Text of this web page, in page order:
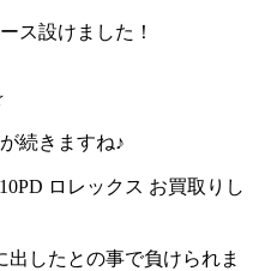
ス設けました！
続きますね♪
ロレックス お買取りし
したとの事で負けられま